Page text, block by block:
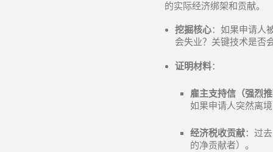
的实际经济绑架和贡献。
挖掘核心：如果申请人
会失业？关键技术是否
证明材料：
雇主支持信（强烈
如果申请人突然离
经济税收贡献：过去
的净贡献者）。